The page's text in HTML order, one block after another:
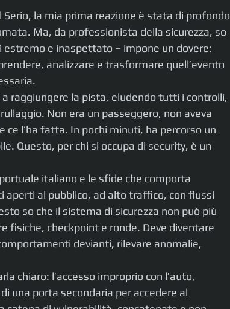
la mia prima reazione è stata di profondo
Ma, da professionista della sicurezza, so
e inaspettato – impone un dovere:
analizzare e trasformare quell’evento
raggiungere la pista, eludendo tutti i controlli,
Non era un passeggero, non aveva
l’ha fatta. In pochi minuti, ha percorso un
Questo, per chi si occupa di security, è un
italiano e le sfide che comporta
aperti al pubblico, ad alto traffico, con flussi
so che il sistema di sicurezza non può più
fisiche, checkpoint e ronde. Deve diventare
devianti, rilevare anomalie,
chiaro: l’accesso improprio con l’auto,
una porta secondaria per accedere al